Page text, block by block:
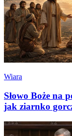
Wiara
Słowo Boże na
jak ziarnko